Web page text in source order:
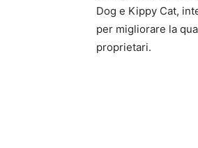
Dog e Kippy Cat,
per migliorare la
proprietari.